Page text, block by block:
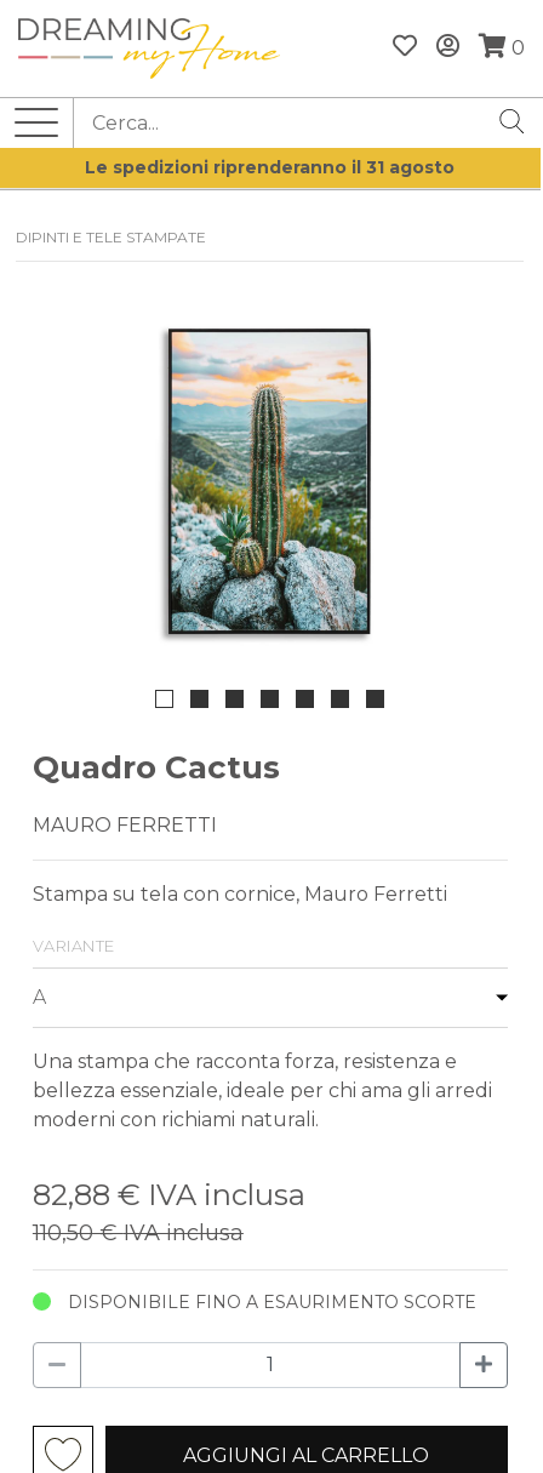
0
Le spedizioni riprenderanno il 31 agosto
DIPINTI E TELE STAMPATE
Quadro Cactus
MAURO FERRETTI
Stampa su tela con cornice, Mauro Ferretti
variante
Una stampa che racconta forza, resistenza e
bellezza essenziale, ideale per chi ama gli arredi
moderni con richiami naturali.
82,88 € IVA inclusa
110,50 €IVA inclusa
DISPONIBILE FINO A ESAURIMENTO SCORTE
AGGIUNGI AL CARRELLO